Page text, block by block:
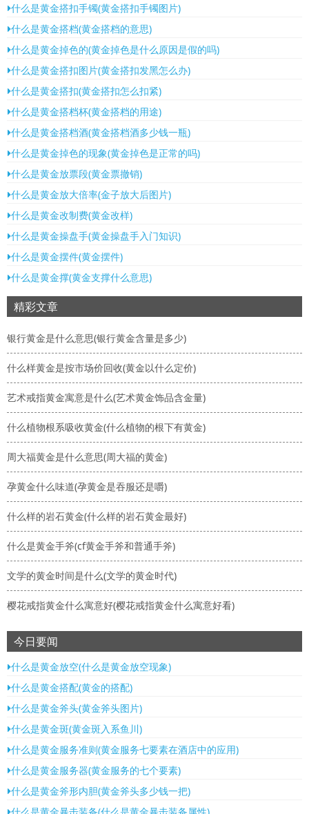
什么是黄金搭扣手镯(黄金搭扣手镯图片)
什么是黄金搭档(黄金搭档的意思)
什么是黄金掉色的(黄金掉色是什么原因是假的吗)
什么是黄金搭扣图片(黄金搭扣发黑怎么办)
什么是黄金搭扣(黄金搭扣怎么扣紧)
什么是黄金搭档杯(黄金搭档的用途)
什么是黄金搭档酒(黄金搭档酒多少钱一瓶)
什么是黄金掉色的现象(黄金掉色是正常的吗)
什么是黄金放票段(黄金票撤销)
什么是黄金放大倍率(金子放大后图片)
什么是黄金改制费(黄金改样)
什么是黄金操盘手(黄金操盘手入门知识)
什么是黄金摆件(黄金摆件)
什么是黄金撑(黄金支撑什么意思)
精彩文章
银行黄金是什么意思(银行黄金含量是多少)
什么样黄金是按市场价回收(黄金以什么定价)
艺术戒指黄金寓意是什么(艺术黄金饰品含金量)
什么植物根系吸收黄金(什么植物的根下有黄金)
周大福黄金是什么意思(周大福的黄金)
孕黄金什么味道(孕黄金是吞服还是嚼)
什么样的岩石黄金(什么样的岩石黄金最好)
什么是黄金手斧(cf黄金手斧和普通手斧)
文学的黄金时间是什么(文学的黄金时代)
樱花戒指黄金什么寓意好(樱花戒指黄金什么寓意好看)
今日要闻
什么是黄金放空(什么是黄金放空现象)
什么是黄金搭配(黄金的搭配)
什么是黄金斧头(黄金斧头图片)
什么是黄金斑(黄金斑入系鱼川)
什么是黄金服务准则(黄金服务七要素在酒店中的应用)
什么是黄金服务器(黄金服务的七个要素)
什么是黄金斧形内胆(黄金斧头多少钱一把)